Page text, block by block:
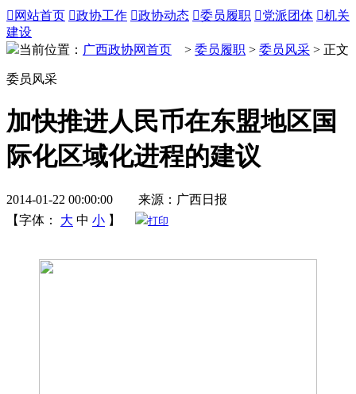
 网站首页 政协工作 政协动态 委员履职 党派团体 机关
建设
当前位置： 广西政协网首页 > 委员履职 > 委员风采 > 正文
委员风采
加快推进人民币在东盟地区国
际化区域化进程的建议
2014-01-22 00:00:00 来源：广西日报
【字体：
大 中 小 】 打印